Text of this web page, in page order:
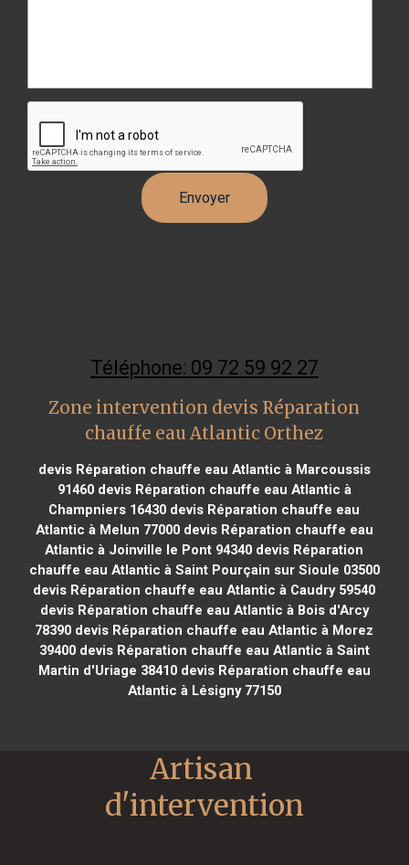
Téléphone: 09 72 59 92 27
Zone intervention devis Réparation
chauffe eau Atlantic Orthez
devis Réparation chauffe eau Atlantic à Marcoussis
91460devis Réparation chauffe eau Atlantic à
Champniers 16430 devis Réparation chauffe eau
Atlantic à Melun 77000devis Réparation chauffe eau
Atlantic à Joinville le Pont 94340 devis Réparation
chauffe eau Atlantic à Saint Pourçain sur Sioule 03500
devis Réparation chauffe eau Atlantic à Caudry 59540
devis Réparation chauffe eau Atlantic à Bois d'Arcy
78390 devis Réparation chauffe eau Atlantic à Morez
39400devis Réparation chauffe eau Atlantic à Saint
Martin d'Uriage 38410devis Réparation chauffe eau
Atlantic à Lésigny 77150
Artisan
d'intervention